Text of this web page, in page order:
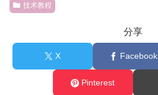
技术教程
分享
X Facebook
Pinterest